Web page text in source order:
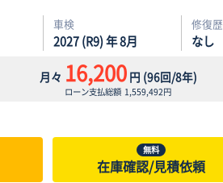
車検
2027 (R9) 年 8月
修復歴
なし
月々 16,200円 (96回/8年)
ローン支払総額 1,559,492円
無料
在庫確認/見積依頼